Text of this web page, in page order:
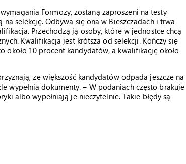
Formozy, zostaną zaproszeni na testy
selekcję. Odbywa się ona w Bieszczadach i trwa
Przechodzą ją osoby, które w jednostce chcą
Kwalifikacja jest krótsza od selekcji. Kończy się
około 10 procent kandydatów, a kwalifikację około
że większość kandydatów odpada jeszcze na
wypełnia dokumenty. – W podaniach często brakuje
albo wypełniają je nieczytelnie. Takie błędy są